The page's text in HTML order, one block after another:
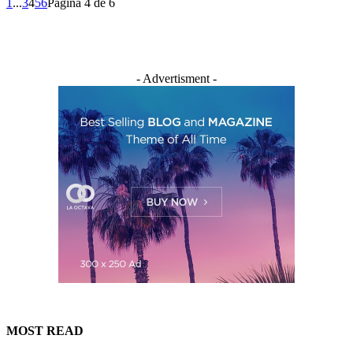
1 ...3456Página 4 de 6
- Advertisment -
MOST READ